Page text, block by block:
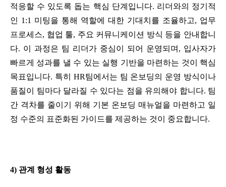
적응할 수 있도록 돕는 핵심 단계입니다. 리더와의 정기적
인 1:1 미팅을 통해 역할에 대한 기대치를 조율하고, 업무
프로세스, 협업 툴, 주요 커뮤니케이션 방식 등을 안내합니
다. 이 과정은 팀 리더가 중심이 되어 운영되며, 입사자가
빠르게 성과를 낼 수 있는 실행 기반을 마련하는 것이 핵심
목표입니다. 특히 HR팀에서는 팀 온보딩의 운영 방식이나
품질이 팀마다 달라질 수 있다는 점을 유의해야 합니다. 팀
간 격차를 줄이기 위해 기본 온보딩 매뉴얼을 마련하고 일
정 수준의 표준화된 가이드를 제공하는 것이 중요합니다.
4) 관계 형성 활동